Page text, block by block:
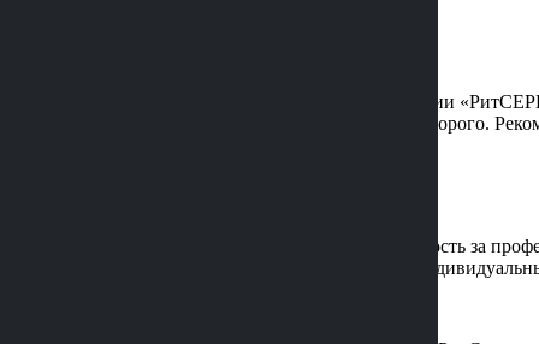
Очень благодарна компании
быстро, качественно и недорого.
Хочу выразить благодарность за
горячей потребности и